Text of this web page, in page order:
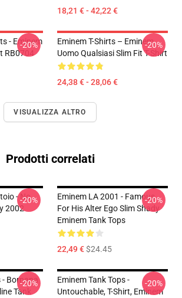
18,21 € - 42,22 €
- Eminem
-20%
Eminem T-Shirts – Eminem
Uomo Qualsiasi Slim Fit T-Shirt
24,38 € - 28,06 €
-20%
VISUALIZZA ALTRO
Prodotti correlati
- No.
2002
-20%
Eminem LA 2001 - Famous
For His Alter Ego Slim Shady
Eminem Tank Tops
22,49 €$24.45
-20%
- Bornana
Tank
-20%
Eminem Tank Tops -
Untouchable, T-Shirt, Eminem
-20%